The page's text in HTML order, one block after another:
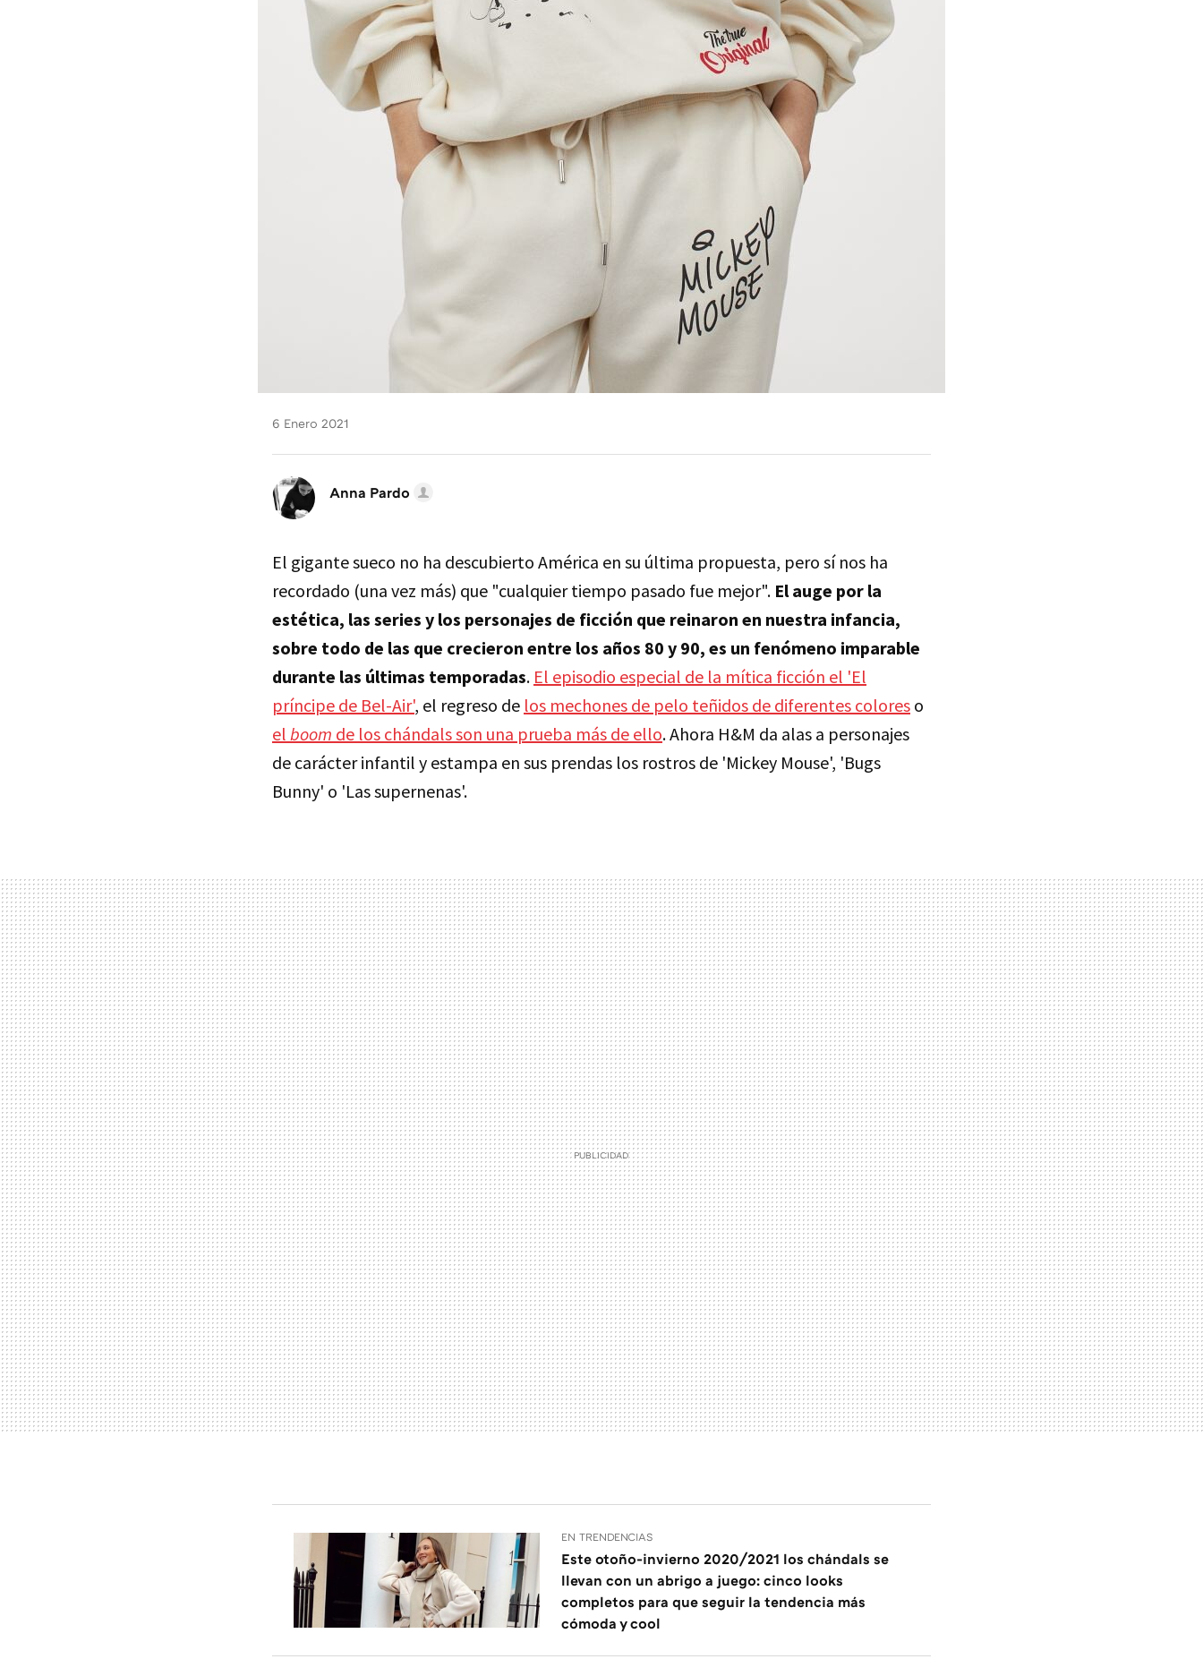
6 Enero 2021
Anna Pardo
El gigante sueco no ha descubierto América en su última propuesta, pero sí nos ha
recordado (una vez más) que "cualquier tiempo pasado fue mejor". El auge por la
estética, las series y los personajes de ficción que reinaron en nuestra infancia,
sobre todo de las que crecieron entre los años 80 y 90, es un fenómeno imparable
durante las últimas temporadas. El episodio especial de la mítica ficción el 'El
príncipe de Bel-Air', el regreso de los mechones de pelo teñidos de diferentes colores o
el boom de los chándals son una prueba más de ello. Ahora H&M da alas a personajes
de carácter infantil y estampa en sus prendas los rostros de 'Mickey Mouse', 'Bugs
Bunny' o 'Las supernenas'.
EN TRENDENCIAS
Este otoño-invierno 2020/2021 los chándals se
llevan con un abrigo a juego: cinco looks
completos para que seguir la tendencia más
cómoda y cool